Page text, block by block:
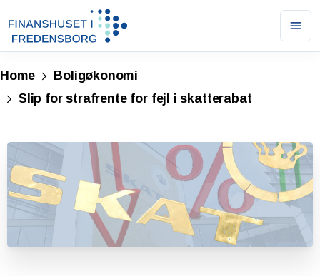
Home
Boligøkonomi
Slip for strafrente for fejl i skatterabat